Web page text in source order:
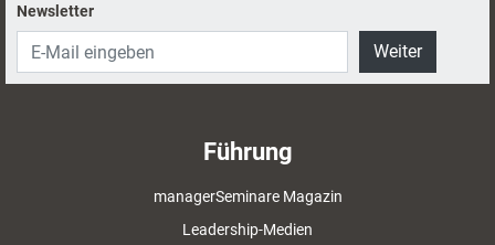
Newsletter
Weiter
Führung
managerSeminare Magazin
Leadership-Medien